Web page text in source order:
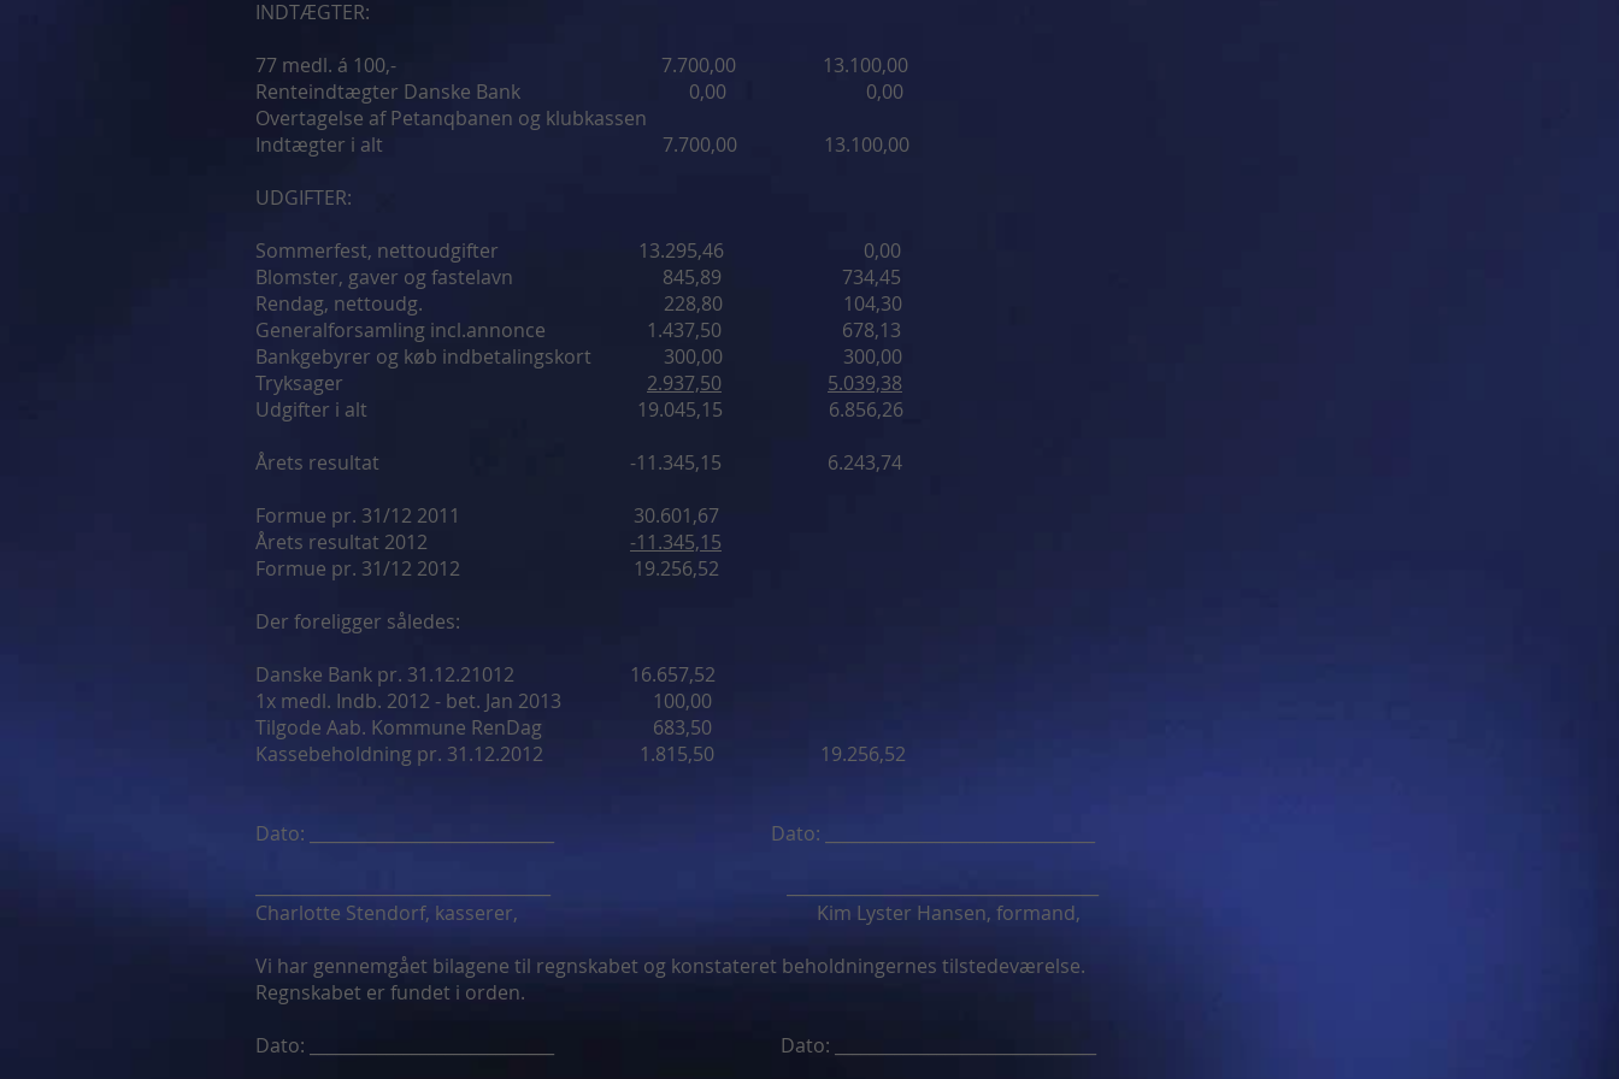
INDTÆGTER:
77 medl. á 100,- 7.700,00 13.100,00
Renteindtægter Danske Bank 0,00 0,00
Overtagelse af Petanqbanen og klubkassen
Indtægter i alt 7.700,00 13.100,00
UDGIFTER:
Sommerfest, nettoudgifter 13.295,46 0,00
Blomster, gaver og fastelavn 845,89 734,45
Rendag, nettoudg. 228,80 104,30
Generalforsamling incl.annonce 1.437,50 678,13
Bankgebyrer og køb indbetalingskort 300,00 300,00
Tryksager 2.937,50
5.039,38
Udgifter i alt 19.045,15 6.856,26
Årets resultat -11.345,15 6.243,74
Formue pr. 31/12 2011 30.601,67
Årets resultat 2012 -11.345,15
Formue pr. 31/12 2012 19.256,52
Der foreligger således:
Danske Bank pr. 31.12.21012 16.657,52
1x medl. Indb. 2012 - bet. Jan 2013 100,00
Tilgode Aab. Kommune RenDag 683,50
Kassebeholdning pr. 31.12.2012 1.815,50 19.256,52
Dato: _____________________________ Dato: ________________________________
Charlotte Stendorf, kasserer, Kim Lyster Hansen, formand,
Vi har gennemgået bilagene til regnskabet og konstateret beholdningernes tilstedeværelse.
Regnskabet er fundet i orden.
Dato: _____________________________ Dato: _______________________________